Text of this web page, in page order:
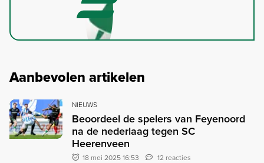
Aanbevolen artikelen
NIEUWS
Beoordeel de spelers van Feyenoord
na de nederlaag tegen SC
Heerenveen
18 mei 2025 16:53 12 reacties